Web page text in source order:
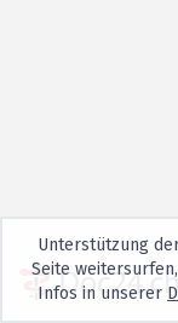
Unterstützung
Seite
Infos in unserer